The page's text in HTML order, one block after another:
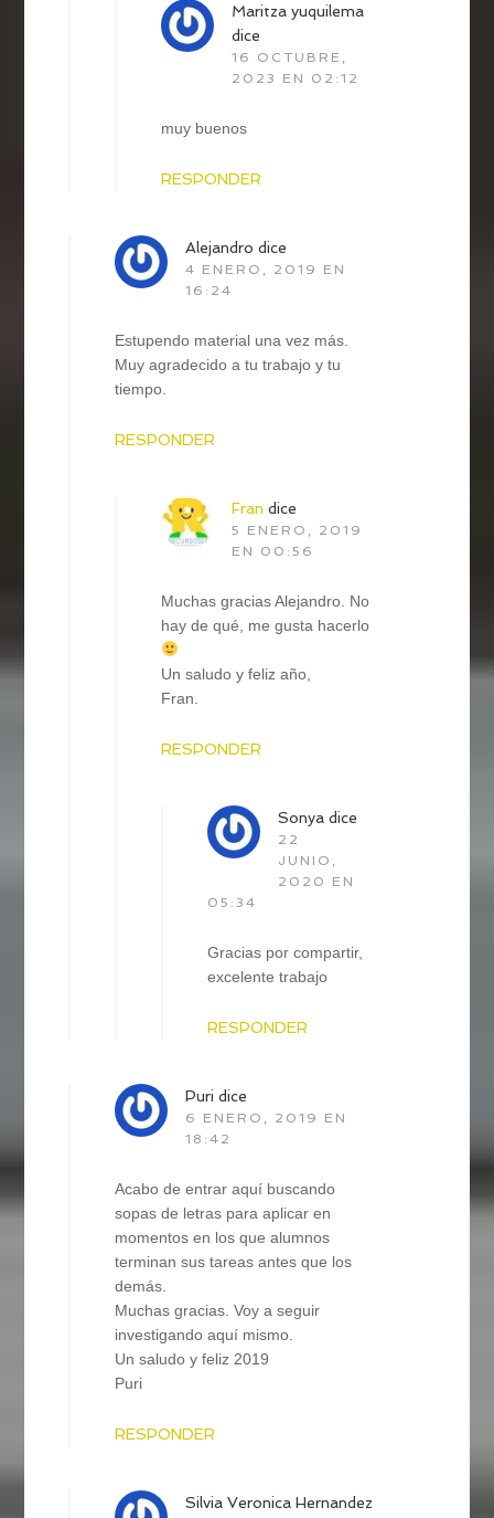
Maritza yuquilema
dice
16 OCTUBRE,
2023 EN 02:12
muy buenos
RESPONDER
Alejandro dice
4 ENERO, 2019 EN
16:24
Estupendo material una vez más.
Muy agradecido a tu trabajo y tu
tiempo.
RESPONDER
Fran dice
5 ENERO, 2019
EN 00:56
Muchas gracias Alejandro. No
hay de qué, me gusta hacerlo
Un saludo y feliz año,
Fran.
RESPONDER
Sonya dice
22
JUNIO,
2020 EN
05:34
Gracias por compartir,
excelente trabajo
RESPONDER
Puri dice
6 ENERO, 2019 EN
18:42
Acabo de entrar aquí buscando
sopas de letras para aplicar en
momentos en los que alumnos
terminan sus tareas antes que los
demás.
Muchas gracias. Voy a seguir
investigando aquí mismo.
Un saludo y feliz 2019
Puri
RESPONDER
Silvia Veronica Hernandez